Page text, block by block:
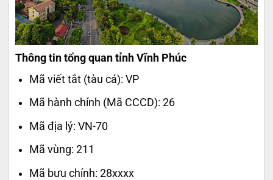
Thông tin tổng quan tỉnh Vĩnh Phúc
Mã viết tắt (tàu cá): VP
Mã hành chính (Mã CCCD): 26
Mã địa lý: VN-70
Mã vùng: 211
Mã bưu chính: 28xxxx